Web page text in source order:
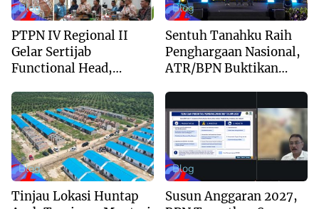
Blog
PTPN IV Regional II
Gelar Sertijab
Functional Head,
Regional Unggulan
Blog
Sentuh Tanahku Raih
Penghargaan Nasional,
ATR/BPN Buktikan
Blog
Tinjau Lokasi Huntap
Blog
Susun Anggaran 2027,